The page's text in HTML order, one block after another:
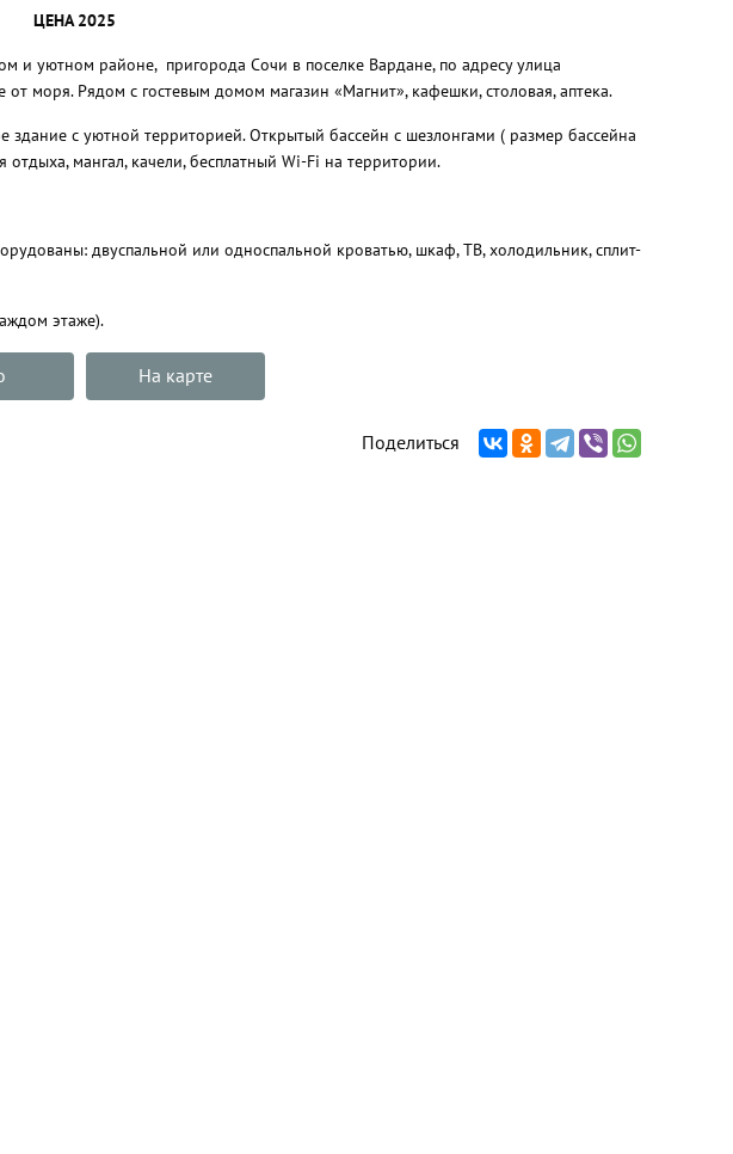
ЦЕНА 2025
и уютном районе, пригорода Сочи в поселке Вардане, по адресу улица
моря. Рядом с гостевым домом магазин «Магнит», кафешки, столовая, аптека.
здание с уютной территорией. Открытый бассейн с шезлонгами ( размер бассейна
мангал, качели, бесплатный Wi-Fi на территории.
двуспальной или односпальной кроватью, шкаф, ТВ, холодильник, сплит-
этаже).
На карте
Поделиться